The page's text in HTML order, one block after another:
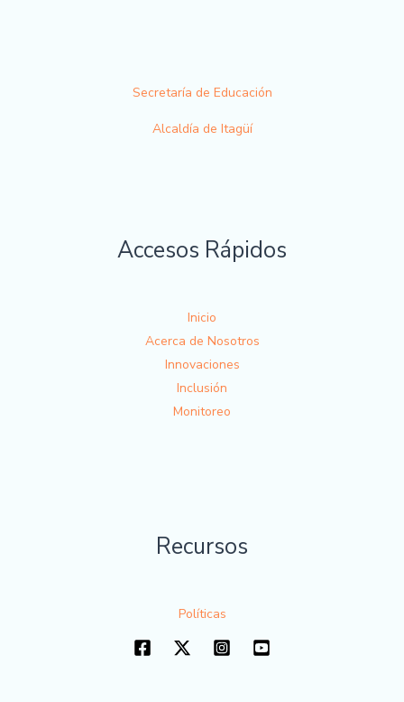
Secretaría de Educación
Alcaldía de Itagüí
Accesos Rápidos
Inicio
Acerca de Nosotros
Innovaciones
Inclusión
Monitoreo
Recursos
Políticas